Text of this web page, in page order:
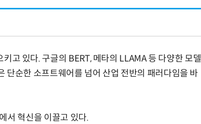
고 있다. 구글의 BERT, 메타의 LLAMA 등 다양한 모델
단순한 소프트웨어를 넘어 산업 전반의 패러다임을 바
서 혁신을 이끌고 있다.